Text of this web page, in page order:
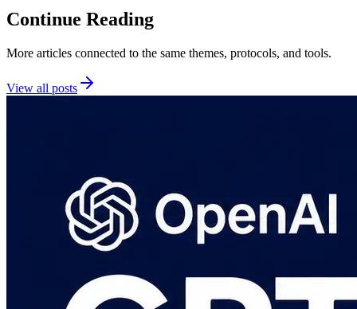
Continue Reading
More articles connected to the same themes, protocols, and tools.
View all posts